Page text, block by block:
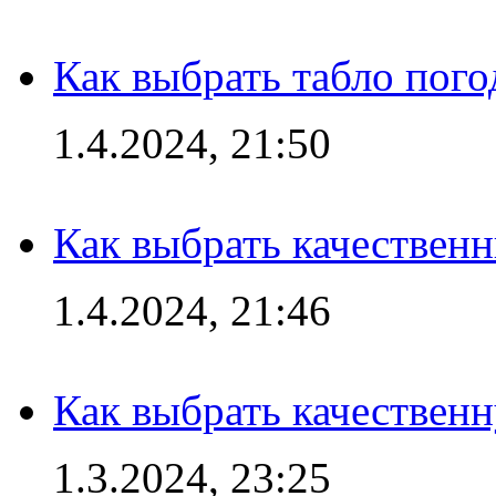
Как выбрать табло
1.4.2024, 21:50
Как выбрать
1.4.2024, 21:46
Как выбрать
1.3.2024, 23:25